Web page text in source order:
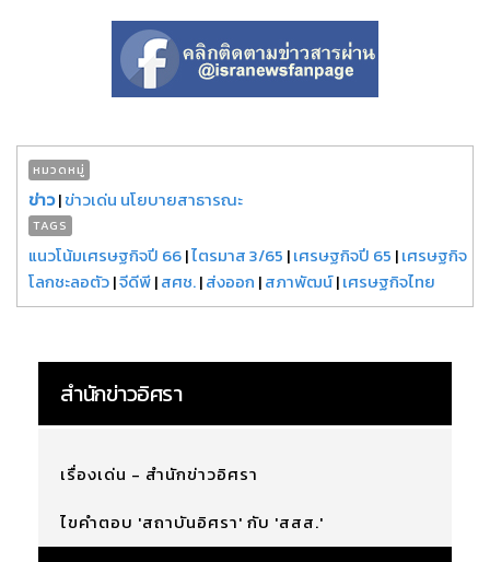
หมวดหมู่
ข่าว|ข่าวเด่น นโยบายสาธารณะ
TAGS
แนวโน้มเศรษฐกิจปี 66|ไตรมาส 3/65 |เศรษฐกิจปี 65 |เศรษฐกิจ
โลกชะลอตัว|จีดีพี|สศช.|ส่งออก |สภาพัฒน์|เศรษฐกิจไทย
สำนักข่าวอิศรา
เรื่องเด่น - สำนักข่าวอิศรา
ไขคำตอบ 'สถาบันอิศรา' กับ 'สสส.'